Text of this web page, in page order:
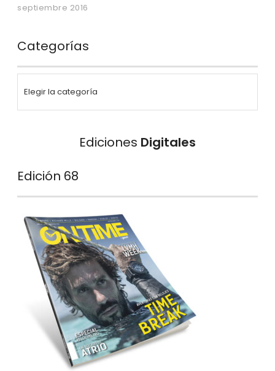
septiembre 2016
Categorías
Ediciones Digitales
Edición 68